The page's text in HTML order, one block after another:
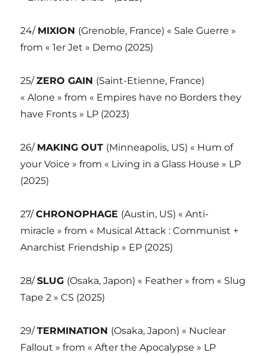
24/ MIXION (Grenoble, France) « Sale Guerre »
from « 1er Jet » Demo (2025)
25/ZERO GAIN (Saint-Etienne, France)
« Alone » from « Empires have no Borders they
have Fronts » LP (2023)
26/ MAKING OUT (Minneapolis, US) « Hum of
your Voice » from « Living in a Glass House » LP
(2025)
27/CHRONOPHAGE (Austin, US) « Anti-
miracle » from « Musical Attack : Communist +
Anarchist Friendship » EP (2025)
28/SLUG (Osaka, Japon) « Feather » from « Slug
Tape 2 » CS (2025)
29/TERMINATION (Osaka, Japon) « Nuclear
Fallout » from « After the Apocalypse » LP